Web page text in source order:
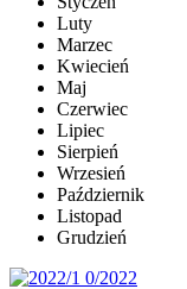
Luty
Marzec
Kwiecień
Maj
Czerwiec
Lipiec
Sierpień
Wrzesień
Październik
Listopad
Grudzień